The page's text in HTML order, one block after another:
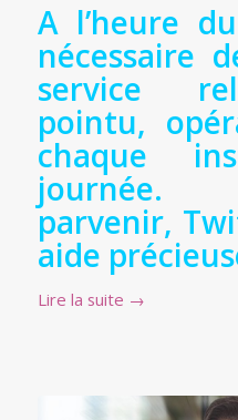
A l’heure
nécessaire
service
pointu,
chaque
parvenir,
aide
Lire la suite →